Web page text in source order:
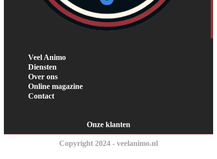
Veel Animo
Diensten
Over ons
Online magazine
Contact
Onze klanten
Copyright 2024 - veelanimo.nl